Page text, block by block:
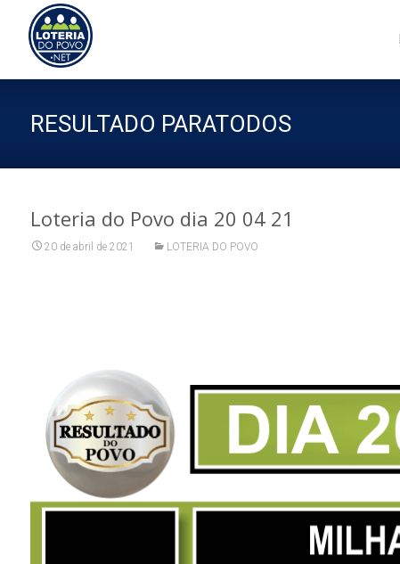
RESULTADO PARATODOS
Loteria do Povo dia 20 04 21
20 de abril de 2021 LOTERIA DO POVO